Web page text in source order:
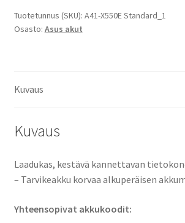
X450JF,
X550ZA,
S
VM590Z
akku
Ion
14,4V
32Wh
Tuotetunnus (SKU): A41-X550E Standard_1
Osasto: Asus akut
Kuvaus
Kuvaus
Laadukas, kestävä kannettavan
– Tarvikeakku korvaa alkuperäisen
Yhteensopivat akkukoodit: